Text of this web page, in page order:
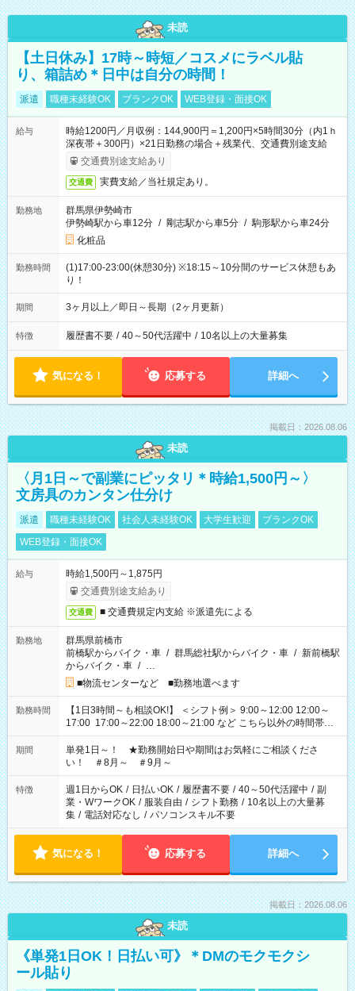
未読
【土日休み】17時～時短／コスメにラベル貼
り、箱詰め＊日中は自分の時間！
派遣 職種未経験OK ブランクOK WEB登録・面接OK
給与
時給1200円／月収例：144,900円＝1,200円×5時間30分（内1ｈ
深夜帯＋300円）×21日勤務の場合＋残業代、交通費別途支給
交通費別途支給あり
交通費 実費支給／当社規定あり。
勤務地
群馬県伊勢崎市
伊勢崎駅から車12分 / 剛志駅から車5分 / 駒形駅から車24分
化粧品
勤務時間
(1)17:00-23:00(休憩30分) ※18:15～10分間のサービス休憩もあ
り！
期間 3ヶ月以上／即日～長期（2ヶ月更新）
特徴 履歴書不要 / 40～50代活躍中 / 10名以上の大量募集
気になる！ 応募する 詳細へ
掲載日：2026.08.06
未読
〈月1日～で副業にピッタリ＊時給1,500円～〉
文房具のカンタン仕分け
派遣 職種未経験OK 社会人未経験OK 大学生歓迎
ブランクOK
WEB登録・面接OK
給与
時給1,500円～1,875円
交通費別途支給あり
交通費 ■ 交通費規定内支給 ※派遣先による
勤務地
群馬県前橋市
前橋駅からバイク・車 / 群馬総社駅からバイク・車 / 新前橋駅
からバイク・車 / …
■物流センターなど ■勤務地選べます
勤務時間
【1日3時間～も相談OK!】 ＜シフト例＞ 9:00～12:00 12:00～
17:00 17:00～22:00 18:00～21:00 など こちら以外の時間帯も
お気軽にご相談ください！
期間
単発1日～！ ★勤務開始日や期間はお気軽にご相談くださ
い！ ＃8月～ ＃9月～
特徴 週1日からOK / 日払いOK / 履歴書不要 / 40～50代活躍中 / 副
業・WワークOK / 服装自由 / シフト勤務 / 10名以上の大量募
集 / 電話対応なし / パソコンスキル不要
気になる！ 応募する 詳細へ
掲載日：2026.08.06
未読
《単発1日OK！日払い可》＊DMのモクモクシ
ール貼り